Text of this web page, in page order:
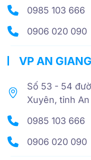
0985 103 666
0906 020 090
VP AN GIANG
Số 53 - 54
Xuyên, tỉnh An
0985 103 666
0906 020 090